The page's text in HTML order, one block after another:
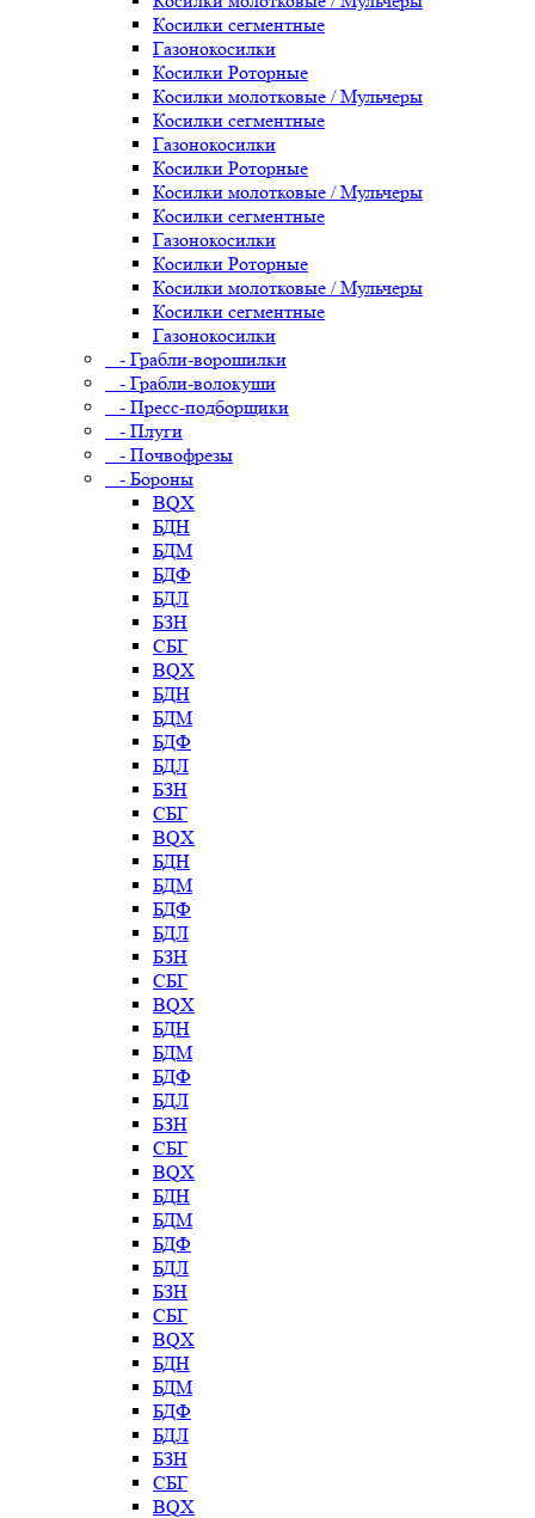
Косилки сегментные
Газонокосилки
Косилки Роторные
Косилки молотковые / Мульчеры
Косилки сегментные
Газонокосилки
Косилки Роторные
Косилки молотковые / Мульчеры
Косилки сегментные
Газонокосилки
Косилки Роторные
Косилки молотковые / Мульчеры
Косилки сегментные
Газонокосилки
- Грабли-ворошилки
- Грабли-волокуши
- Пресс-подборщики
- Плуги
- Почвофрезы
- Бороны
BQX
БДН
БДМ
БДФ
БДЛ
БЗН
СБГ
BQX
БДН
БДМ
БДФ
БДЛ
БЗН
СБГ
BQX
БДН
БДМ
БДФ
БДЛ
БЗН
СБГ
BQX
БДН
БДМ
БДФ
БДЛ
БЗН
СБГ
BQX
БДН
БДМ
БДФ
БДЛ
БЗН
СБГ
BQX
БДН
БДМ
БДФ
БДЛ
БЗН
СБГ
BQX